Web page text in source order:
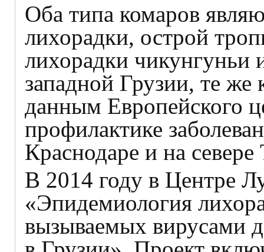
Оба типа комаров
лихорадки, острой
лихорадки
западной Грузии, те
данным Европейского
профилактике
Краснодаре и на
В 2014 году в Центре
«Эпидемиология
вызываемых вирусами